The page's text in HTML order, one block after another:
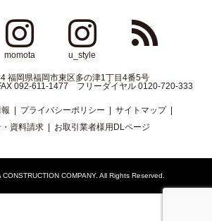
momota u_style
RSS
福岡県福岡市東区多の津1丁目4番5号
092-611-1477 フリーダイヤル 0120-720-333
プライバシーポリシー
サイトマップ
資料請求
お取引業者様用DLページ
CONSTRUCTION COMPANY. All Rights Reserved.